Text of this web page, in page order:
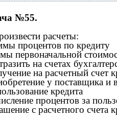
№55.
расчеты:
процентов по кредиту
первоначальной
на счетах
на расчетный счет
у поставщика и
кредита
процентов за
с расчетного счета